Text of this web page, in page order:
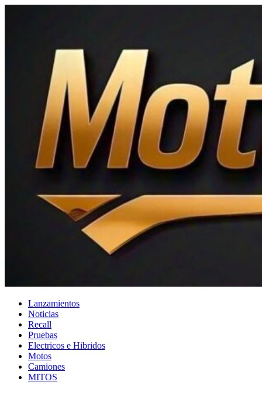
Lanzamientos
Noticias
Recall
Pruebas
Electricos e Hibridos
Motos
Camiones
MITOS